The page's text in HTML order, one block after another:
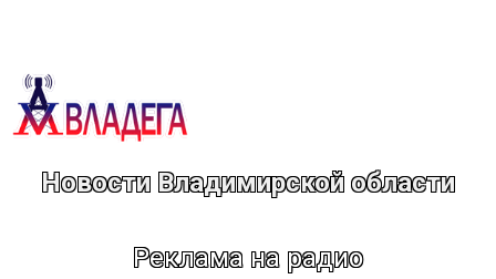
Новости Владимирской области
Реклама на радио